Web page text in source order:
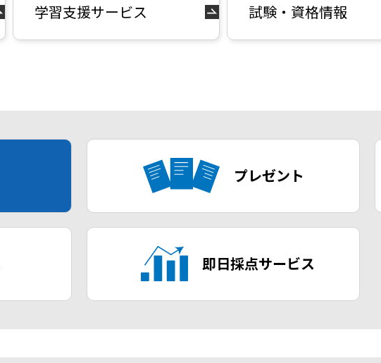
学習支援サービス 試験・資格情報
プレゼント
即日採点サービス